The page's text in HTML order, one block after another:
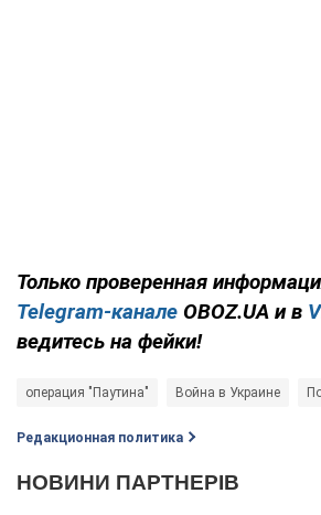
Только проверенная
Telegram-канале OBOZ.UA и в
ведитесь на фейки!
операция "Паутина" Война в Украине
Редакционная политика